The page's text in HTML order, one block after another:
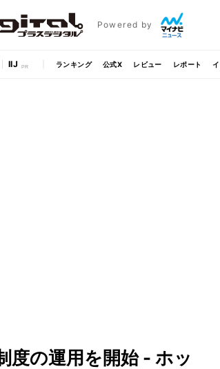
Powered by
IIJ ランキング 公式X レビュー レポート
度の運用を開始 - ホッ